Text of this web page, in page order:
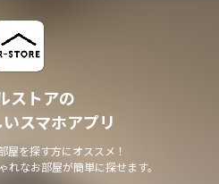
ストアの
スマホアプリ
屋を探す方にオススメ！
れなお部屋が簡単に探せます。